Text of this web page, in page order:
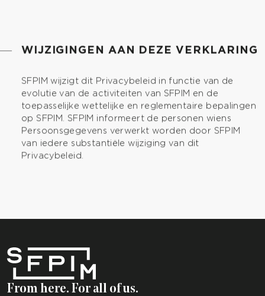
WIJZIGINGEN AAN DEZE VERKLARING
SFPIM wijzigt dit Privacybeleid in functie van de
evolutie van de activiteiten van SFPIM en de
toepasselijke wettelijke en reglementaire bepalingen
op SFPIM. SFPIM informeert de personen wiens
Persoonsgegevens verwerkt worden door SFPIM
van iedere substantiële wijziging van dit
Privacybeleid.
From here. For all of us.